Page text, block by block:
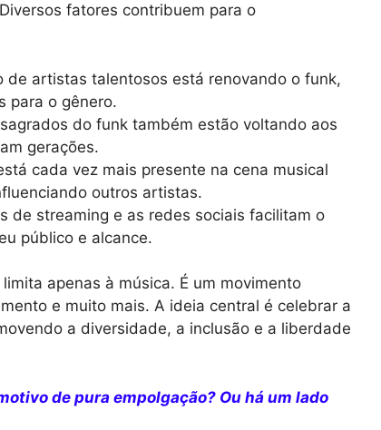
fatores contribuem para o
de artistas talentosos está renovando o funk,
para o gênero.
do funk também estão voltando aos
gerações.
cada vez mais presente na cena musical
outros artistas.
de streaming e as redes sociais facilitam o
público e alcance.
limita apenas à música. É um movimento
e muito mais. A ideia central é celebrar a
a diversidade, a inclusão e a liberdade
de pura empolgação? Ou há um lado